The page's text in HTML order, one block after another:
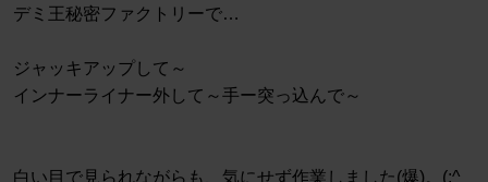
デミ王秘密ファクトリーで…
ジャッキアップして～
インナーライナー外して～手ー突っ込んで～
白い目で見られながらも、気にせず作業しました(爆)。(;^_